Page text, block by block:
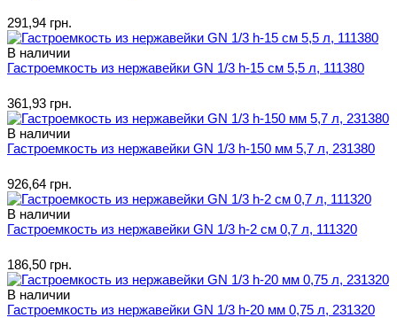
291,94 грн.
В наличии
Гастроемкость из нержавейки GN 1/3 h-15 см 5,5 л, 111380
361,93 грн.
В наличии
Гастроемкость из нержавейки GN 1/3 h-150 мм 5,7 л, 231380
926,64 грн.
В наличии
Гастроемкость из нержавейки GN 1/3 h-2 см 0,7 л, 111320
186,50 грн.
В наличии
Гастроемкость из нержавейки GN 1/3 h-20 мм 0,75 л, 231320